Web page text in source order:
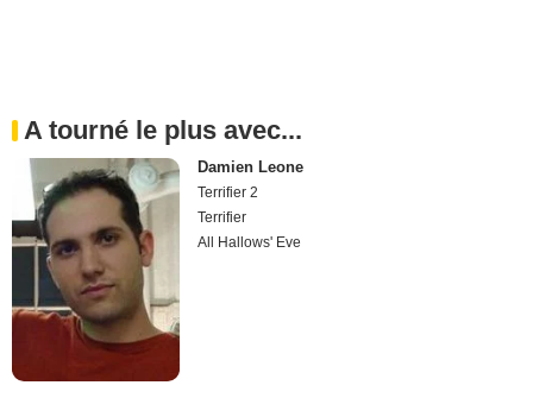
A tourné le plus avec...
Damien Leone
Terrifier 2
Terrifier
All Hallows' Eve